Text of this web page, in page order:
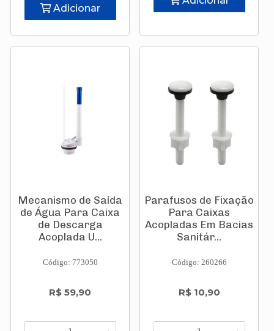
Adicionar
Mecanismo de Saída
de Água Para Caixa
de Descarga
Acoplada U...
Código: 773050
R$ 59,90
Parafusos de Fixação
Para Caixas
Acopladas Em Bacias
Sanitár...
Código: 260266
R$ 10,90